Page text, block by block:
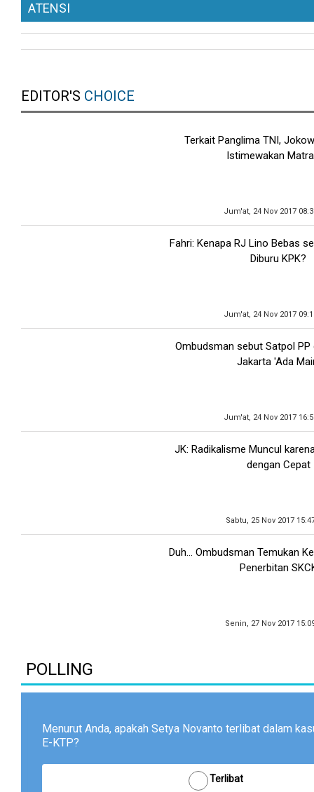
ATENSI
EDITOR'S CHOICE
Terkait Panglima TNI,
Istimewakan
Jum'at, 24 Nov 2017
Fahri: Kenapa RJ Lino Bebas
Diburu KPK?
Jum'at, 24 Nov 2017
Ombudsman sebut Satpol PP
Jakarta 'Ada
Jum'at, 24 Nov 2017
JK: Radikalisme Muncul
dengan Cepat
Sabtu, 25 Nov 2017
Duh... Ombudsman Temukan
Penerbitan
Senin, 27 Nov 2017
POLLING
Menurut Anda, apakah Setya Novanto terlibat dalam
E-KTP?
Terlibat